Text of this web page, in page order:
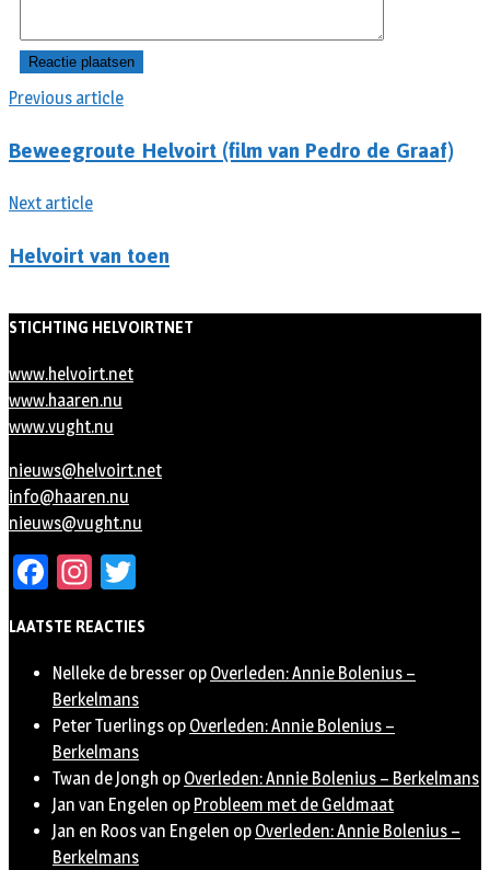
Previous article
Beweegroute Helvoirt (film van Pedro de Graaf)
Next article
Helvoirt van toen
STICHTING HELVOIRTNET
www.helvoirt.net
www.haaren.nu
www.vught.nu
nieuws@helvoirt.net
info@haaren.nu
nieuws@vught.nu
Facebook
Instagram
LAATSTE REACTIES
Nelleke de bresser op Overleden: Annie Bolenius –
Berkelmans
Peter Tuerlings op Overleden: Annie Bolenius –
Berkelmans
Twan de Jongh op Overleden: Annie Bolenius – Berkelmans
Jan van Engelen op Probleem met de Geldmaat
Jan en Roos van Engelen op Overleden: Annie Bolenius –
Berkelmans